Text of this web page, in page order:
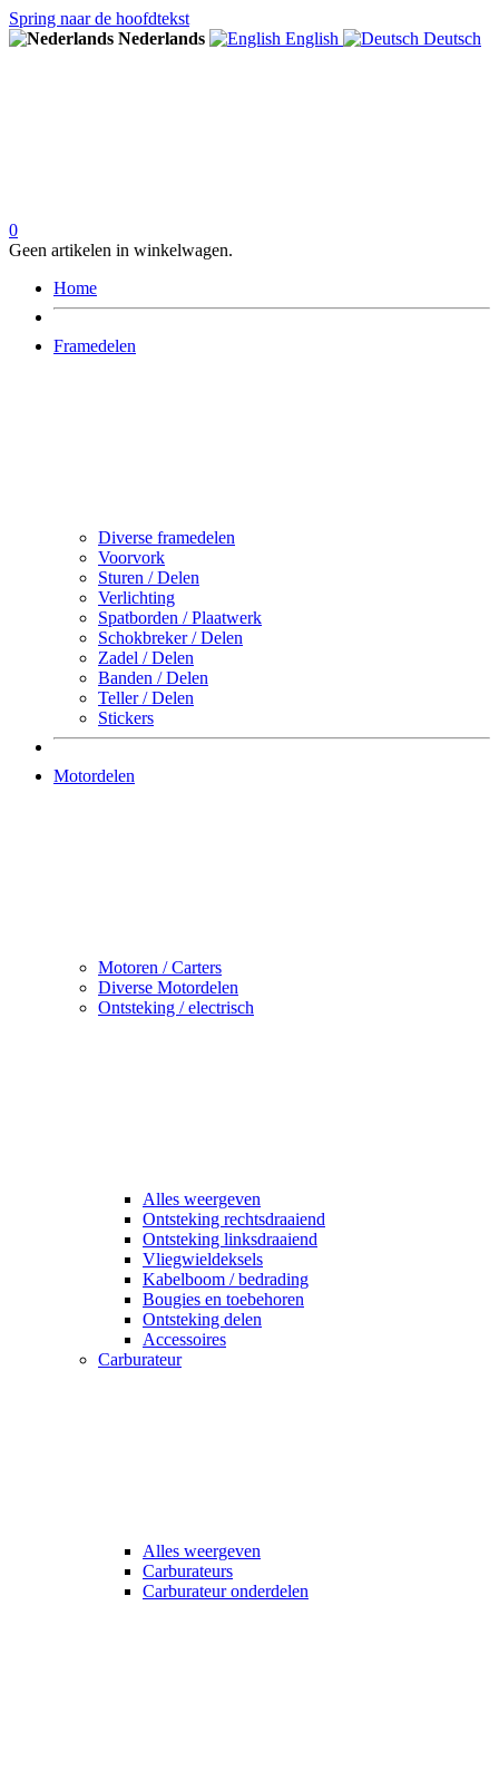
Spring naar de hoofdtekst
Nederlands
English Deutsch
0
Geen artikelen in winkelwagen.
Home
Framedelen
Diverse framedelen
Voorvork
Sturen / Delen
Verlichting
Spatborden / Plaatwerk
Schokbreker / Delen
Zadel / Delen
Banden / Delen
Teller / Delen
Stickers
Motordelen
Motoren / Carters
Diverse Motordelen
Ontsteking / electrisch
Alles weergeven
Ontsteking rechtsdraaiend
Ontsteking linksdraaiend
Vliegwieldeksels
Kabelboom / bedrading
Bougies en toebehoren
Ontsteking delen
Accessoires
Carburateur
Alles weergeven
Carburateurs
Carburateur onderdelen